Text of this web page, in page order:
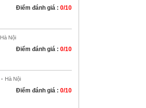
Điểm đánh giá : 0/10
Hà Nội
Điểm đánh giá : 0/10
- Hà Nội
Điểm đánh giá : 0/10